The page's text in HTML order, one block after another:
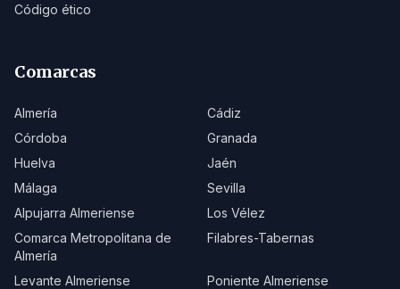
Código ético
Comarcas
Almería
Cádiz
Córdoba
Granada
Huelva
Jaén
Málaga
Sevilla
Alpujarra Almeriense
Los Vélez
Comarca Metropolitana de
Almería
Filabres-Tabernas
Levante Almeriense
Poniente Almeriense